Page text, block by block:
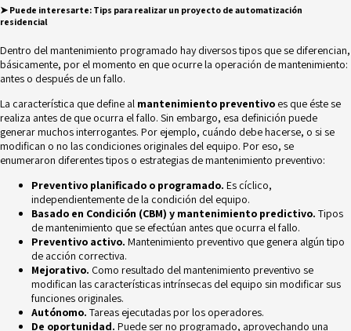
➤ Puede interesarte: Tips para realizar un proyecto de automatización
residencial
Dentro del mantenimiento programado hay diversos tipos que se diferencian,
básicamente, por el momento en que ocurre la operación de mantenimiento:
antes o después de un fallo.
La característica que define al mantenimiento preventivo es que éste se
realiza antes de que ocurra el fallo. Sin embargo, esa definición puede
generar muchos interrogantes. Por ejemplo, cuándo debe hacerse, o si se
modifican o no las condiciones originales del equipo. Por eso, se
enumeraron diferentes tipos o estrategias de mantenimiento preventivo:
Preventivo planificado o programado. Es cíclico,
independientemente de la condición del equipo.
Basado en Condición (CBM) y mantenimiento predictivo. Tipos
de mantenimiento que se efectúan antes que ocurra el fallo.
Preventivo activo. Mantenimiento preventivo que genera algún tipo
de acción correctiva.
Mejorativo. Como resultado del mantenimiento preventivo se
modifican las características intrínsecas del equipo sin modificar sus
funciones originales.
Autónomo. Tareas ejecutadas por los operadores.
De oportunidad. Puede ser no programado, aprovechando una